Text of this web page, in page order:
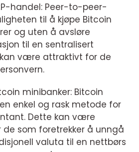
handel: Peer-to-peer-
til å kjøpe Bitcoin
og uten å avsløre
til en sentralisert
være attraktivt for de
minibanker: Bitcoin
enkel og rask metode for
Dette kan være
som foretrekker å unngå
valuta til en nettbørs